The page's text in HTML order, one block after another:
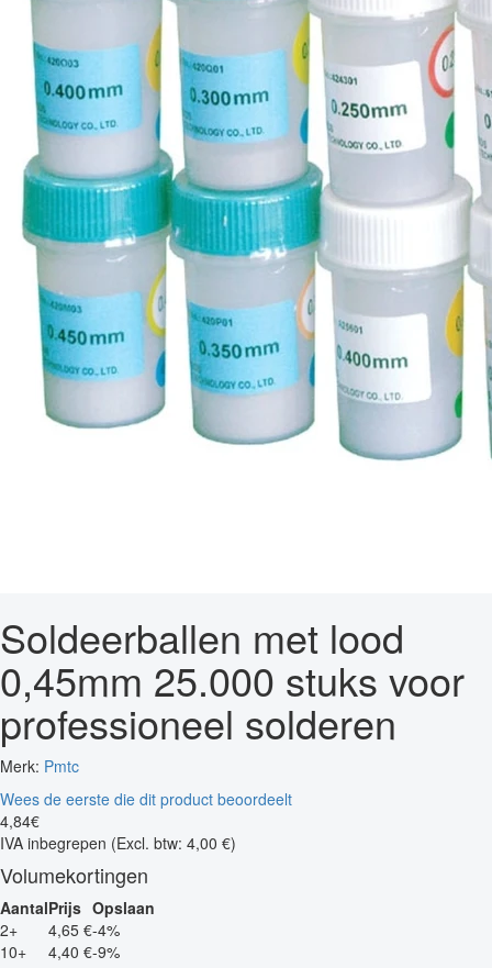
Soldeerballen met lood
0,45mm 25.000 stuks voor
professioneel solderen
Merk: Pmtc
Wees de eerste die dit product beoordeelt
4,84€
IVA inbegrepen (Excl. btw: 4,00 €)
Volumekortingen
AantalPrijs Opslaan
2+
4,65 €-4%
10+
4,40 €-9%